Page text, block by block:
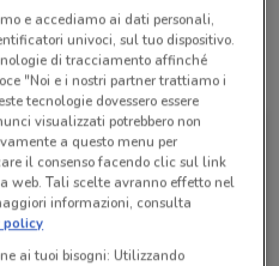
negozio
e accediamo ai dati personali,
univoci, sul tuo dispositivo.
di tracciamento affinché
"Noi e i nostri partner trattiamo i
tecnologie dovessero essere
visualizzati potrebbero non
a questo menu per
il consenso facendo clic sul link
web. Tali scelte avranno effetto nel
informazioni, consulta
policy
ai tuoi bisogni: Utilizzando